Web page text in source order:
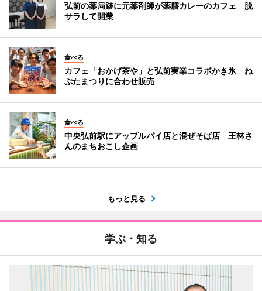
弘前の薬局跡に元薬剤師が薬膳カレーのカフェ 脱
サラして開業
食べる
カフェ「おかげ茶や」と弘前実業コラボかき氷 ね
ぷたまつりに合わせ販売
食べる
中央弘前駅にアップルパイ店と混ぜそば店 王林さ
んのまちおこし企画
もっと見る
学ぶ・知る